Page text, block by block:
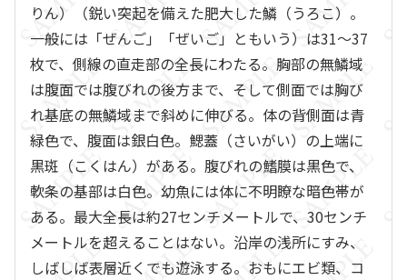
りん）（鋭い突起を備えた肥大した鱗（うろこ）。
一般には「ぜんご」「ぜいご」ともいう）は31～37
枚で、側線の直走部の全長にわたる。胸部の無鱗域
は腹面では腹びれの後方まで、そして側面では胸び
れ基底の無鱗域まで斜めに伸びる。体の背側面は青
緑色で、腹面は銀白色。鰓蓋（さいがい）の上端に
黒斑（こくはん）がある。腹びれの鰭膜は黒色で、
軟条の基部は白色。幼魚には体に不明瞭な暗色帯が
ある。最大全長は約27センチメートルで、30センチ
メートルを超えることはない。沿岸の浅所にすみ、
しばしば表層近くでも遊泳する。おもにエビ類、コ